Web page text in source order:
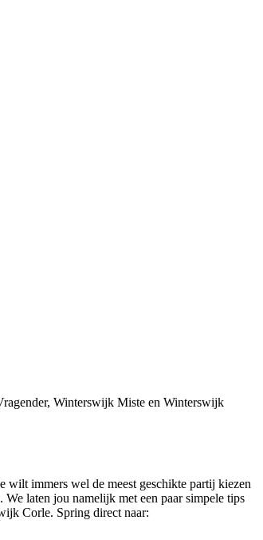
Winterswijk Miste en Winterswijk
immers wel de meest geschikte partij kiezen
laten jou namelijk met een paar simpele tips
Corle. Spring direct naar: